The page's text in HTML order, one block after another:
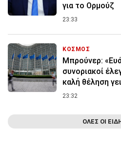
για το Ορμούζ
23:33
ΚΟΣΜΟΣ
Μπρούνερ:
συνοριακοί
καλή θέληση
23:32
ΟΛΕΣ ΟΙ